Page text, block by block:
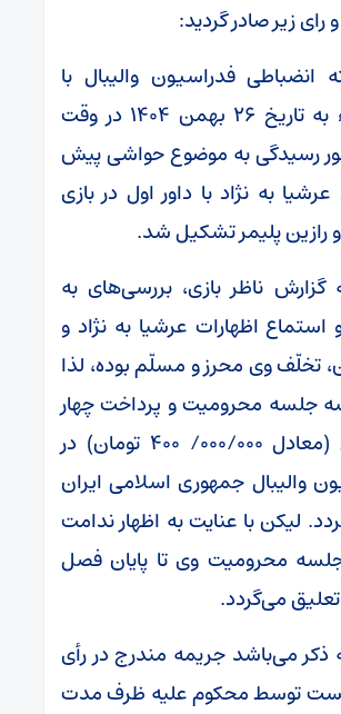
زیر صادر گردید:
انضباطی فدراسیون والیبال با
حضور اعضاء به تاریخ ۲۶ بهمن ۱۴۰۴ در وقت
رسیدگی به موضوع حواشی پیش
به نژاد با داور اول در بازی
رازین پلیمر تشکیل شد.
گزارش ناظر بازی، بررسی‌های به
اظهارات عرشیا به نژاد و
تخلّف وی محرز و مسلّم بوده، لذا
جلسه محرومیت و پرداخت چهار
میلیارد ریال (معادل ۰۰۰/۰۰۰/ ۴۰۰ تومان) در
والیبال جمهوری اسلامی ایران
لیکن با عنایت به اظهار ندامت
جلسه محرومیت وی تا پایان فصل
ذکر می‌باشد جریمه مندرج در رأی
توسط محکوم علیه ظرف مدت